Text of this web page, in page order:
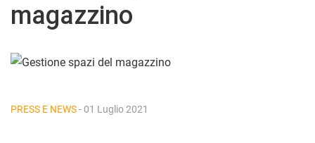
magazzino
PRESS E NEWS- 01 Luglio 2021